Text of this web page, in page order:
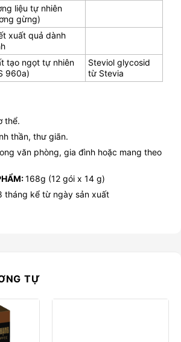
liệu tự nhiên
gừng)
xuất quả dành
tạo ngọt tự nhiên
960a)
Steviol glycosid
từ Stevia
thể.
thần, thư giãn.
văn phòng, gia đình hoặc mang theo
168g (12 gói x 14 g)
tháng kể từ ngày sản xuất
TỰ